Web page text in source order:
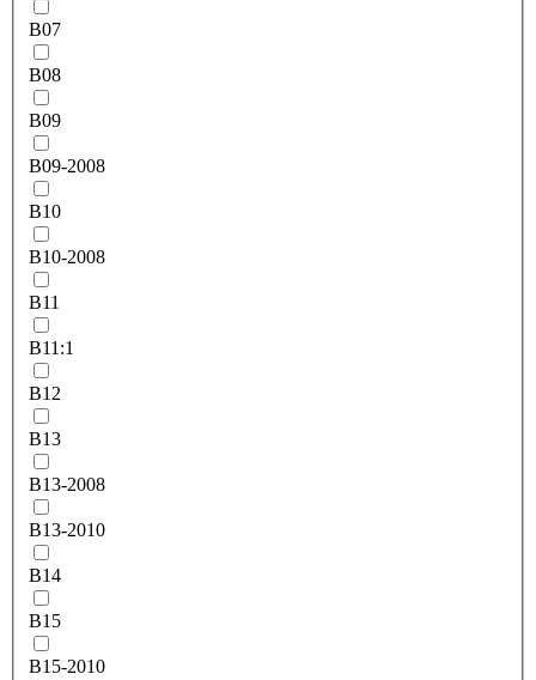
B07
B08
B09
B09-2008
B10
B10-2008
B11
B11:1
B12
B13
B13-2008
B13-2010
B14
B15
B15-2010